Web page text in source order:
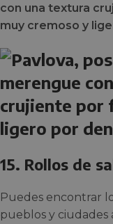
con una textura
muy cremoso y
15. Rollos de
Puedes encontrar
pueblos y ciudades